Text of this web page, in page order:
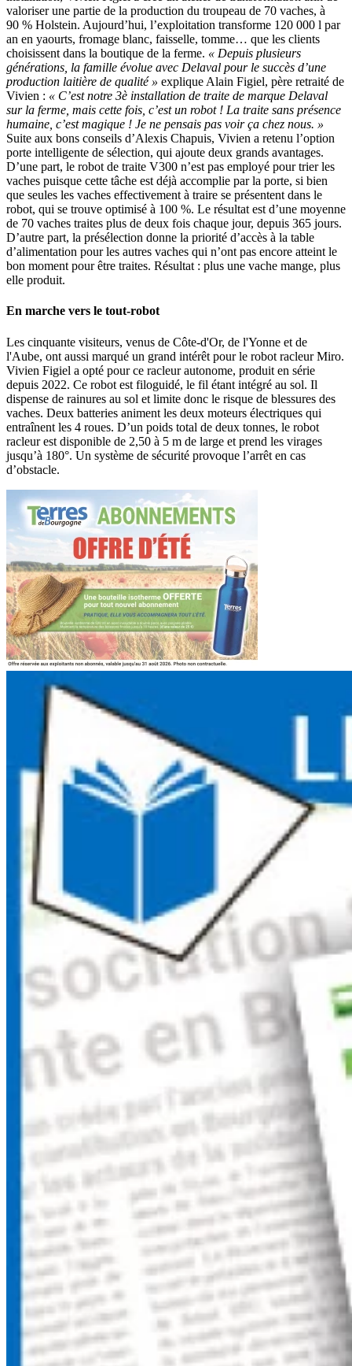
valoriser une partie de la production du troupeau de 70 vaches, à
90 % Holstein. Aujourd’hui, l’exploitation transforme 120 000 l par
an en yaourts, fromage blanc, faisselle, tomme… que les clients
choisissent dans la boutique de la ferme. « Depuis plusieurs
générations, la famille évolue avec Delaval pour le succès d’une
production laitière de qualité » explique Alain Figiel, père retraité de
Vivien : « C’est notre 3è installation de traite de marque Delaval
sur la ferme, mais cette fois, c’est un robot ! La traite sans présence
humaine, c’est magique ! Je ne pensais pas voir ça chez nous. »
Suite aux bons conseils d’Alexis Chapuis, Vivien a retenu l’option
porte intelligente de sélection, qui ajoute deux grands avantages.
D’une part, le robot de traite V300 n’est pas employé pour trier les
vaches puisque cette tâche est déjà accomplie par la porte, si bien
que seules les vaches effectivement à traire se présentent dans le
robot, qui se trouve optimisé à 100 %. Le résultat est d’une moyenne
de 70 vaches traites plus de deux fois chaque jour, depuis 365 jours.
D’autre part, la présélection donne la priorité d’accès à la table
d’alimentation pour les autres vaches qui n’ont pas encore atteint le
bon moment pour être traites. Résultat : plus une vache mange, plus
elle produit.
En marche vers le tout-robot
Les cinquante visiteurs, venus de Côte-d'Or, de l'Yonne et de
l'Aube, ont aussi marqué un grand intérêt pour le robot racleur Miro.
Vivien Figiel a opté pour ce racleur autonome, produit en série
depuis 2022. Ce robot est filoguidé, le fil étant intégré au sol. Il
dispense de rainures au sol et limite donc le risque de blessures des
vaches. Deux batteries animent les deux moteurs électriques qui
entraînent les 4 roues. D’un poids total de deux tonnes, le robot
racleur est disponible de 2,50 à 5 m de large et prend les virages
jusqu’à 180°. Un système de sécurité provoque l’arrêt en cas
d’obstacle.